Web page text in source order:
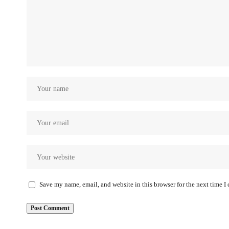
Save my name, email, and website in this browser for the next time I